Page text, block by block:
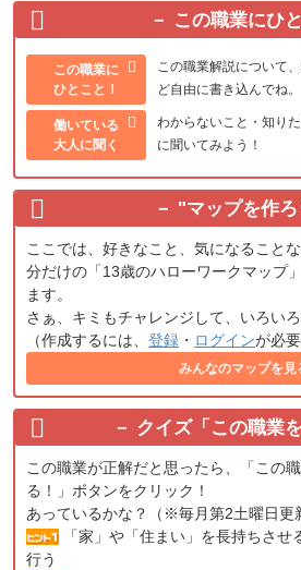
この職業にひ
この職業に
ひとこと！
この職業解説について
ど自由に書き込んでね。
働いている
大人に聞く
わからないこと・知り
に聞いてみよう！
"マップを作ろ
ここでは、好きなこと、気になること
分だけの「13歳のハローワークマップ
ます。
さぁ、キミもチャレンジして、いろい
（作成するには、 登録 ・ ログインが必要
みんなのマップを見
クイズ「この職業
この職業が正解だと思ったら、「この
る！」ボタンをクリック！
あっているかな？（※毎月第2土曜日更
「家」や「住まい」を長持ちさせ
行う